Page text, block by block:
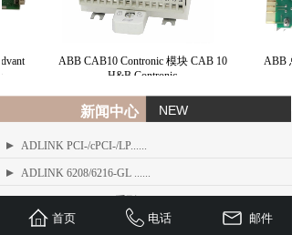
ABB CAB10 Contronic 模块 CAB 10
H&B Contronic
ABB
新闻中心 NEW
ADLINK PCI-/cPCI-/LP......
ADLINK 6208/6216-GL ......
ADLINK Angelo RTV 系列......
首页 电话 邮件